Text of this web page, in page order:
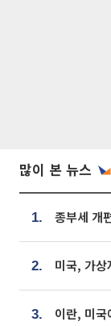
많이 본 뉴스
1.
2.
3.